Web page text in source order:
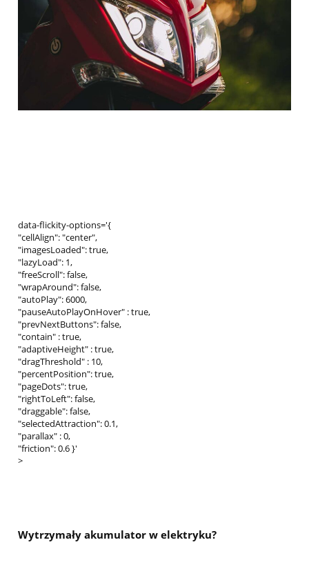
data-flickity-options='{
"cellAlign": "center",
"imagesLoaded": true,
"lazyLoad": 1,
"freeScroll": false,
"wrapAround": false,
"autoPlay": 6000,
"pauseAutoPlayOnHover" : true,
"prevNextButtons": false,
"contain" : true,
"adaptiveHeight" : true,
"dragThreshold" : 10,
"percentPosition": true,
"pageDots": true,
"rightToLeft": false,
"draggable": false,
"selectedAttraction": 0.1,
"parallax" : 0,
"friction": 0.6 }'
>
Wytrzymały akumulator w elektryku?